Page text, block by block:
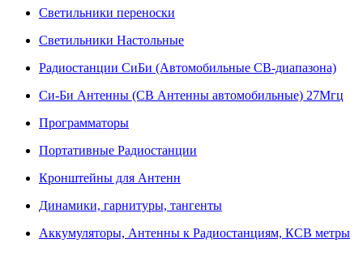
Светильники переноски
Светильники Настольные
Радиостанции СиБи (Автомобильные СВ-диапазона)
Си-Би Антенны (СВ Антенны автомобильные) 27Мгц
Программаторы
Портативные Радиостанции
Кронштейны для Антенн
Динамики, гарнитуры, тангенты
Аккумуляторы, Антенны к Радиостанциям, КСВ метры